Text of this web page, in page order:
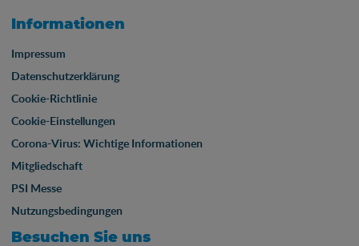
Informationen
Impressum
Datenschutzerklärung
Cookie-Richtlinie
Cookie-Einstellungen
Corona-Virus: Wichtige Informationen
Mitgliedschaft
PSI Messe
Nutzungsbedingungen
Besuchen Sie uns